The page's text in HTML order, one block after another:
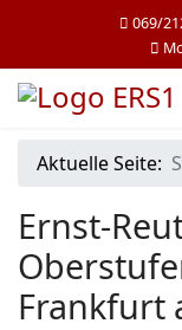
069/
Aktuelle Seite:
Ernst-
Frankfurt